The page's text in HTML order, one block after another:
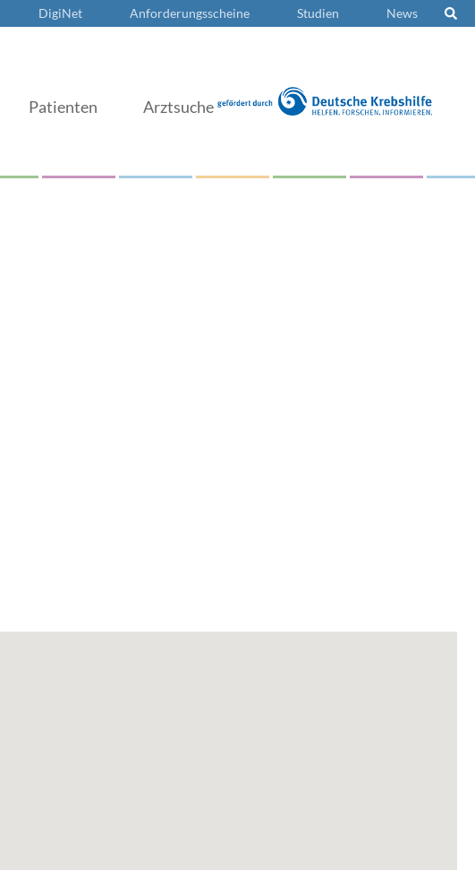
DigiNet Anforderungsscheine Studien News
Patienten Arztsuche